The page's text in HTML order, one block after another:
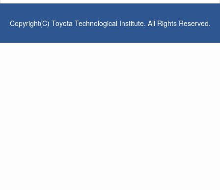
Copyright(C) Toyota Technological Institute. All Rights Reserved.